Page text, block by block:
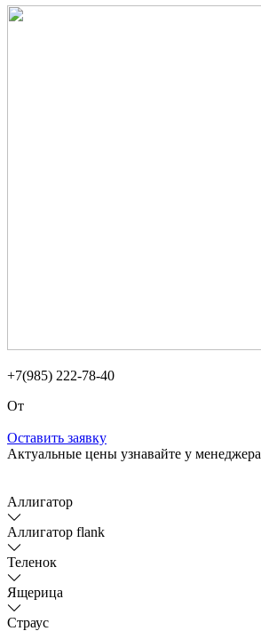
+7(985) 222-78-40
От
Оставить заявку
Актуальные цены узнавайте у менеджера
Аллигатор
Аллигатор flank
Теленок
Ящерица
Страус